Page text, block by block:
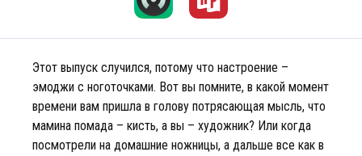
Этот выпуск случился, потому что настроение –
эмоджи с ноготочками. Вот вы помните, в какой момент
времени вам пришла в голову потрясающая мысль, что
мамина помада – кисть, а вы – художник? Или когда
посмотрели на домашние ножницы, а дальше все как в